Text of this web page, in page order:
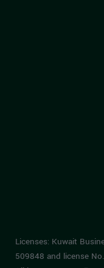
Licenses: Kuwait
509848 and license